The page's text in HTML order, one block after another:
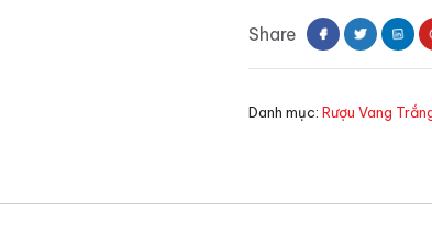
Chanoines
Chablis
số
Share
Danh mục: Rượu Vang